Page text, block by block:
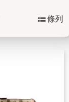
條列